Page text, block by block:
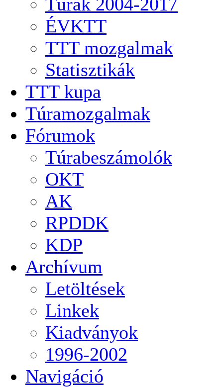
ÉVKTT
TTT mozgalmak
Statisztikák
TTT kupa
Túramozgalmak
Fórumok
Túrabeszámolók
OKT
AK
RPDDK
KDP
Archívum
Letöltések
Linkek
Kiadványok
1996-2002
Navigáció